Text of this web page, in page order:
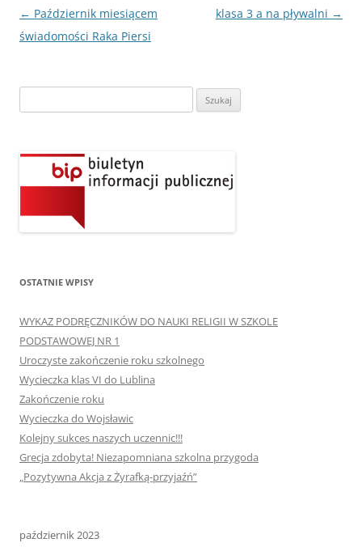
Nawigacja
wpisu
← Październik miesiącem
świadomości Raka Piersi
klasa 3 a na pływalni →
OSTATNIE WPISY
WYKAZ PODRĘCZNIKÓW DO NAUKI RELIGII W SZKOLE
PODSTAWOWEJ NR 1
Uroczyste zakończenie roku szkolnego
Wycieczka klas VI do Lublina
Zakończenie roku
Wycieczka do Wojsławic
Kolejny sukces naszych uczennic!!!
Grecja zdobyta! Niezapomniana szkolna przygoda
„Pozytywna Akcja z Żyrafką-przyjaźń”
październik 2023